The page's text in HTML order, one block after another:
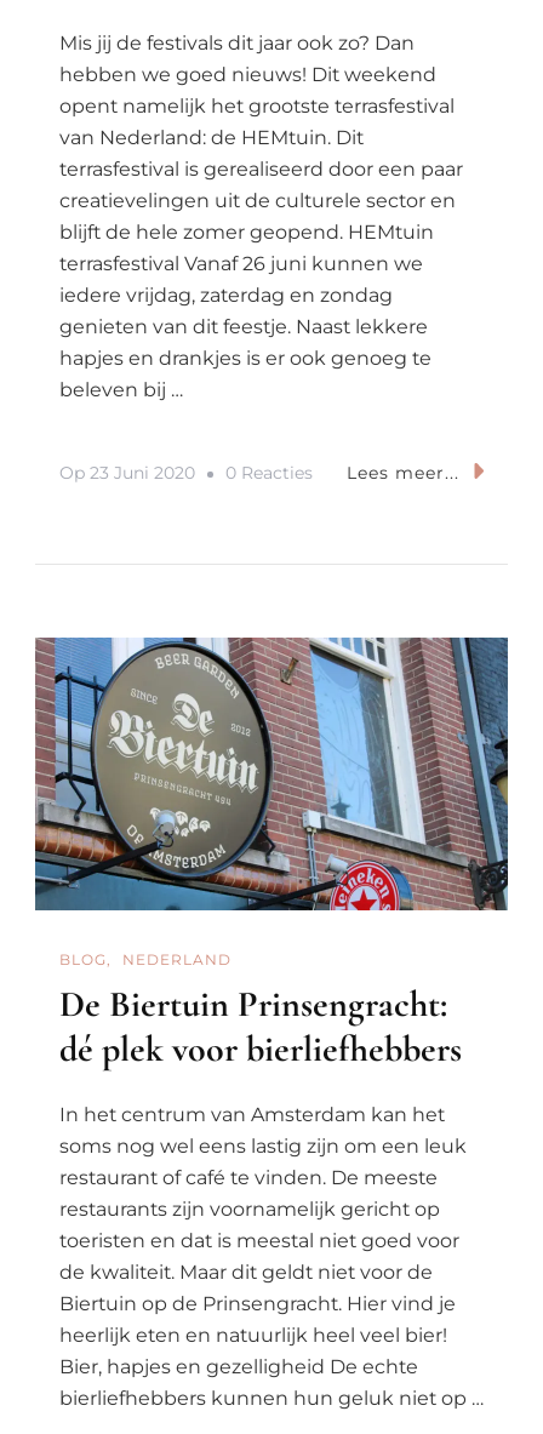
Mis jij de festivals dit jaar ook zo? Dan
hebben we goed nieuws! Dit weekend
opent namelijk het grootste terrasfestival
van Nederland: de HEMtuin. Dit
terrasfestival is gerealiseerd door een paar
creatievelingen uit de culturele sector en
blijft de hele zomer geopend. HEMtuin
terrasfestival Vanaf 26 juni kunnen we
iedere vrijdag, zaterdag en zondag
genieten van dit feestje. Naast lekkere
hapjes en drankjes is er ook genoeg te
beleven bij …
Op 23 Juni 2020 0 ReactiesOp
Terrasfestival
Opent
Dit
Weekend
Lees meer...
BLOG NEDERLAND
De Biertuin Prinsengracht:
dé plek voor bierliefhebbers
In het centrum van Amsterdam kan het
soms nog wel eens lastig zijn om een leuk
restaurant of café te vinden. De meeste
restaurants zijn voornamelijk gericht op
toeristen en dat is meestal niet goed voor
de kwaliteit. Maar dit geldt niet voor de
Biertuin op de Prinsengracht. Hier vind je
heerlijk eten en natuurlijk heel veel bier!
Bier, hapjes en gezelligheid De echte
bierliefhebbers kunnen hun geluk niet op …